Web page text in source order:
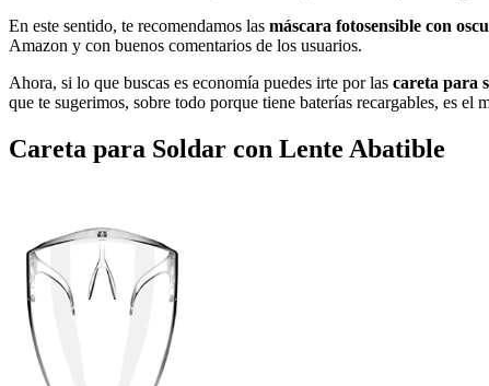
En este sentido, te recomendamos las máscara fotosensible con
Amazon y con buenos comentarios de los usuarios.
Ahora, si lo que buscas es economía puedes irte por las careta para
que te sugerimos, sobre todo porque tiene baterías recargables, es el
Careta para Soldar con Lente Abatible